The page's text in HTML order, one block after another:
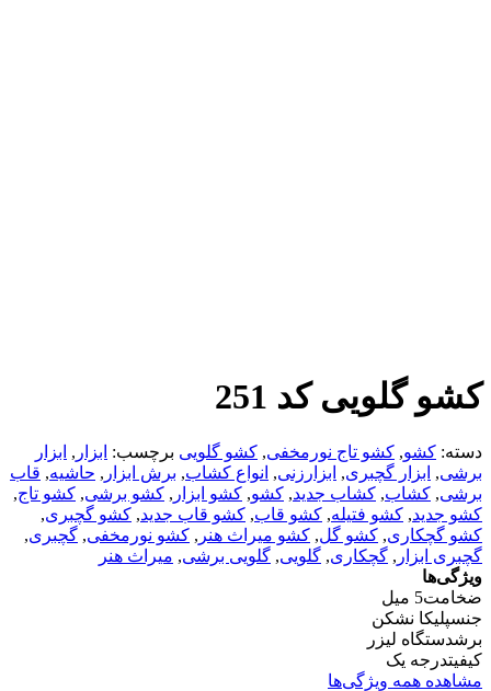
کشو گلویی کد 251
دسته: کشو, کشو تاج نورمخفی, کشو گلویی برچسب: ابزار , ابزار
برشی, ابزار گچبری, ابزارزنی, انواع کشاب, برش ابزار , حاشیه, قاب
برشی, کشاب, کشاب جدید, کشو, کشو ابزار , کشو برشی, کشو تاج,
کشو جدید, کشو فتیله, کشو قاب, کشو قاب جدید, کشو گچبری,
کشو گچکاری, کشو گل, کشو میراث هنر , کشو نورمخفی, گچبری,
گچبری ابزار , گچکاری, گلویی, گلویی برشی, میراث هنر
ویژگی‌ها
ضخامت5 میل
جنسپلیکا نشکن
برشدستگاه لیزر
کیفیتدرجه یک
مشاهده همه ویژگی‌ها